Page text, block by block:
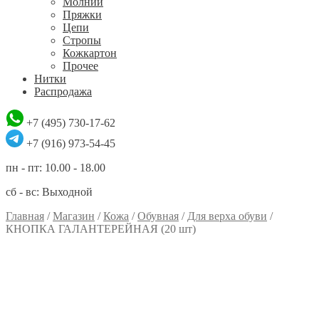
Пряжки
Цепи
Стропы
Кожкартон
Прочее
Нитки
Распродажа
+7 (495) 730-17-62
+7 (916) 973-54-45
пн - пт: 10.00 - 18.00
сб - вс: Выходной
Главная /Магазин /Кожа /Обувная / Для верха обуви /
КНОПКА ГАЛАНТЕРЕЙНАЯ (20 шт)